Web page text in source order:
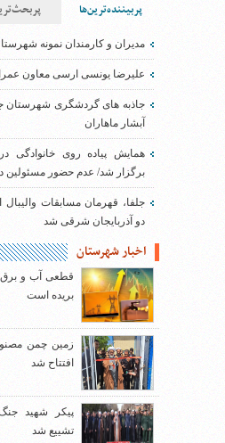
پربیننده‌ترین‌ها
مدیران و کارمندان نمونه
علیرضا یونسی ارسی معاون
جاذبه های گردشگری شهرستان
آبشار ماهاران
همایش پیاده روی خانوادگی
برگزار شد/ عدم حضور مسئولین
جلفا، قهرمان مسابقات والیبال
دو آذربایجان شرقی شد
اخبار شهرستان
قطعی آب و برق
بریده است
زمین چمن
افتتاح شد
پیکر شهید
تشییع شد